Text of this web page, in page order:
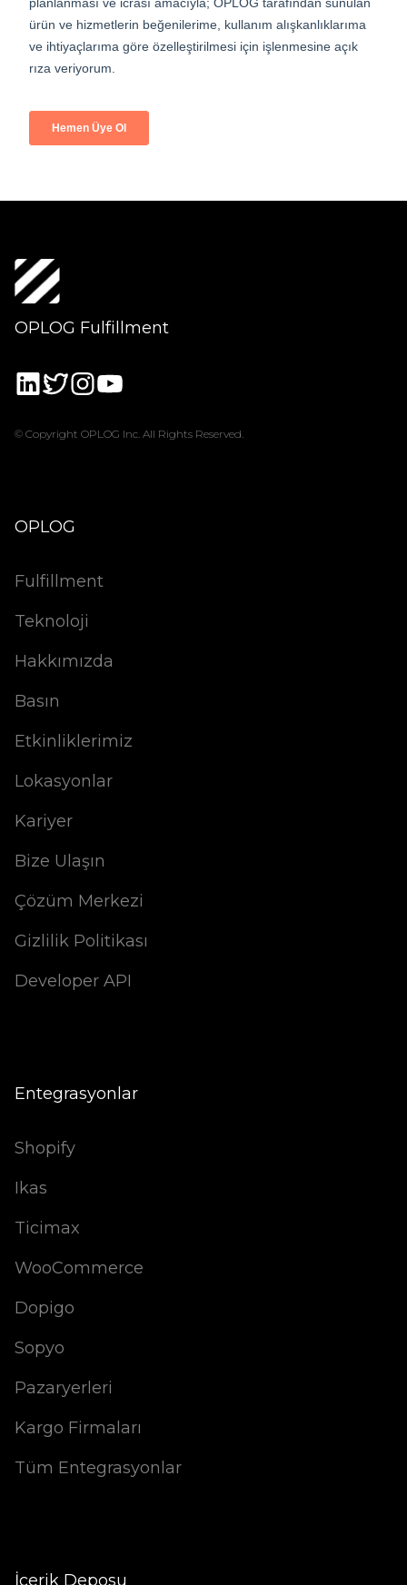
OPLOG Fulfillment
© Copyright OPLOG Inc. All Rights Reserved.
OPLOG
Fulfillment
Teknoloji
Hakkımızda
Basın
Etkinliklerimiz
Lokasyonlar
Kariyer
Bize Ulaşın
Çözüm Merkezi
Gizlilik Politikası
Developer API
Entegrasyonlar
Shopify
Ikas
Ticimax
WooCommerce
Dopigo
Sopyo
Pazaryerleri
Kargo Firmaları
Tüm Entegrasyonlar
İçerik Deposu